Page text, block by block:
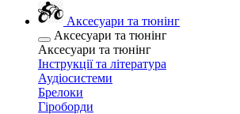
Аксесуари та тюнінг
Аксесуари та тюнінг
Аксесуари та тюнінг
Інструкції та література
Аудіосистеми
Брелоки
Гіроборди